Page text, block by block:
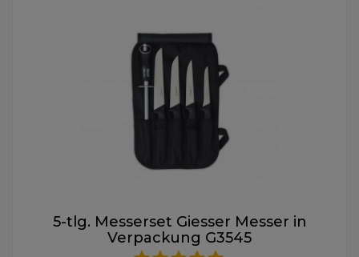
5-tlg. Messerset Giesser Messer in
Verpackung G3545